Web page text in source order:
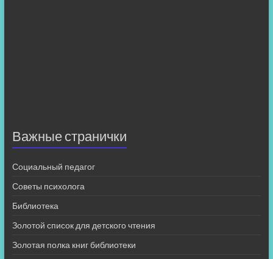
Важные странички
Социальный педагог
Советы психолога
Библиотека
Золотой список для детского чтения
Золотая полка книг библиотеки